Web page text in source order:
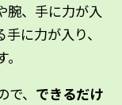
腕、手に力が入
に力が入り、
、 できるだけ